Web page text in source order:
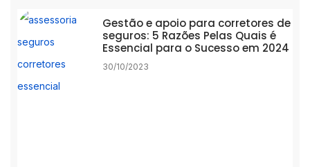
Gestão e apoio para corretores de
seguros: 5 Razões Pelas Quais é
Essencial para o Sucesso em 2024
30/10/2023